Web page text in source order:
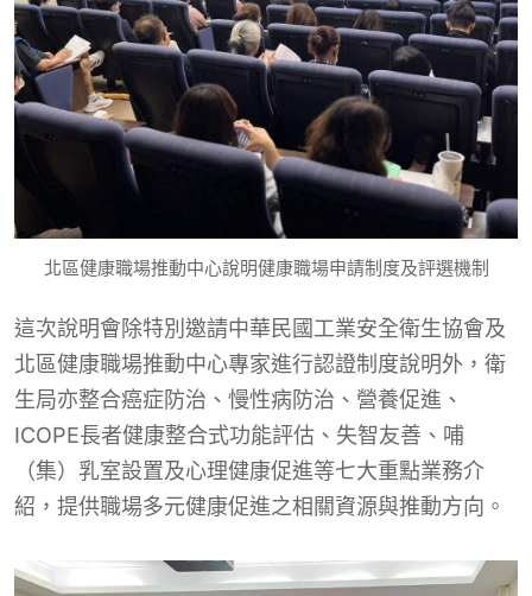
北區健康職場推動中心說明健康職場申請制度及評選機制
這次說明會除特別邀請中華民國工業安全衛生協會及
北區健康職場推動中心專家進行認證制度說明外，衛
生局亦整合癌症防治、慢性病防治、營養促進、
ICOPE長者健康整合式功能評估、失智友善、哺
（集）乳室設置及心理健康促進等七大重點業務介
紹，提供職場多元健康促進之相關資源與推動方向。